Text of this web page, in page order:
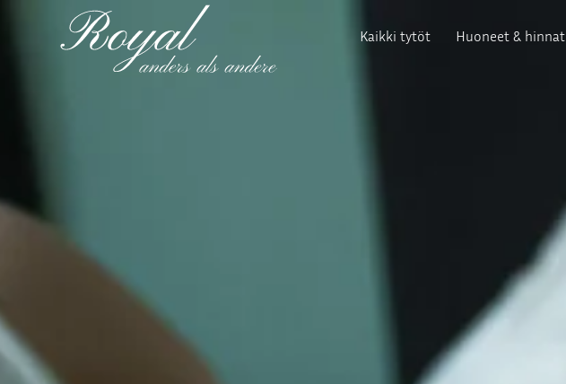
Kaikki tytöt Huoneet & hinnat